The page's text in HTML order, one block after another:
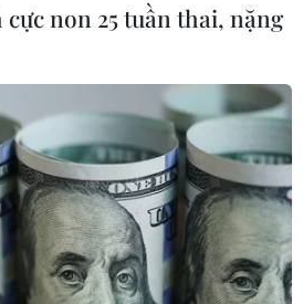
#Bí kíp
#Kayak
non 25 tuần thai, nặng